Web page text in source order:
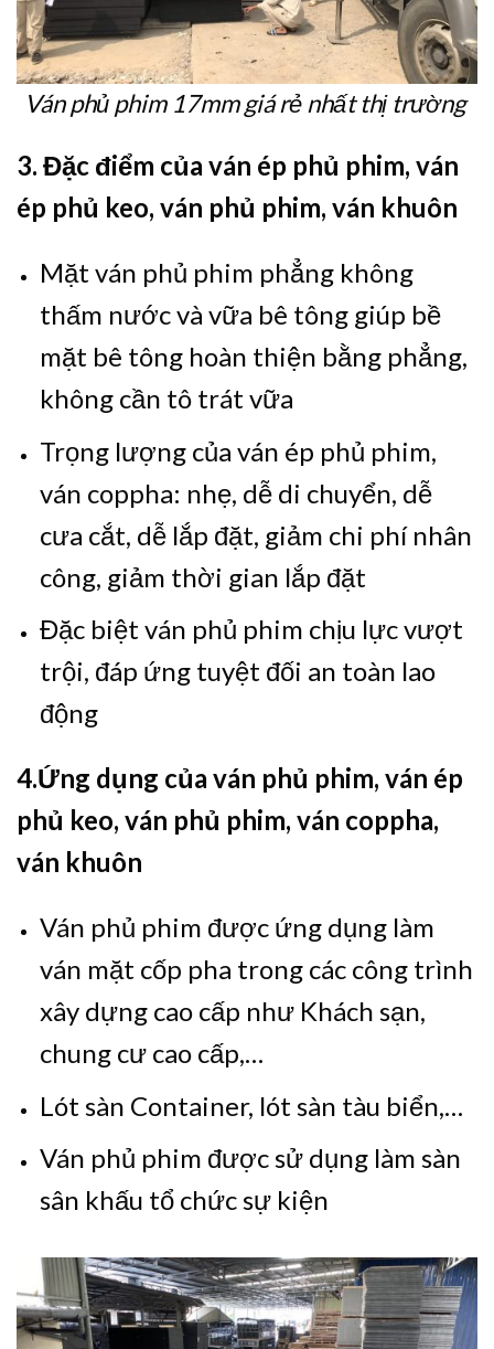
Ván phủ phim 17mm giá rẻ nhất thị trường
3. Đặc điểm của ván ép phủ phim, ván
ép phủ keo, ván phủ phim, ván khuôn
Mặt ván phủ phim phẳng không
thấm nước và vữa bê tông giúp bề
mặt bê tông hoàn thiện bằng phẳng,
không cần tô trát vữa
Trọng lượng của ván ép phủ phim,
ván coppha: nhẹ, dễ di chuyển, dễ
cưa cắt, dễ lắp đặt, giảm chi phí nhân
công, giảm thời gian lắp đặt
Đặc biệt ván phủ phim chịu lực vượt
trội, đáp ứng tuyệt đối an toàn lao
động
4.Ứng dụng của ván phủ phim, ván ép
phủ keo, ván phủ phim, ván coppha,
ván khuôn
Ván phủ phim được ứng dụng làm
ván mặt cốp pha trong các công trình
xây dựng cao cấp như Khách sạn,
chung cư cao cấp,…
Lót sàn Container, lót sàn tàu biển,…
Ván phủ phim được sử dụng làm sàn
sân khấu tổ chức sự kiện